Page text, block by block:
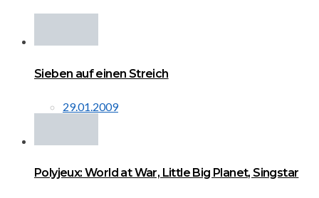
Sieben auf einen Streich
29.01.2009
Polyjeux: World at War, Little Big Planet, Singstar